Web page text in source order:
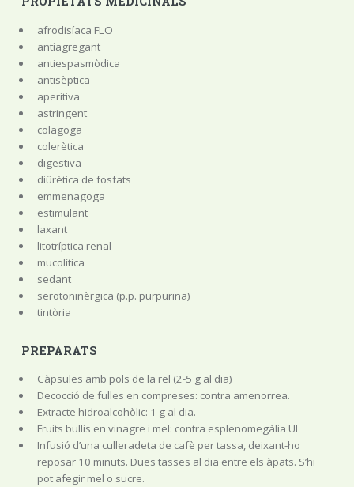
afrodisíaca FLO
antiagregant
antiespasmòdica
antisèptica
aperitiva
astringent
colagoga
colerètica
digestiva
diürètica de fosfats
emmenagoga
estimulant
laxant
litotríptica renal
mucolítica
sedant
serotoninèrgica (p.p. purpurina)
tintòria
PREPARATS
Càpsules amb pols de la rel (2-5 g al dia)
Decocció de fulles en compreses: contra amenorrea.
Extracte hidroalcohòlic: 1 g al dia.
Fruits bullis en vinagre i mel: contra esplenomegàlia UI
Infusió d’una culleradeta de cafè per tassa, deixant-ho
reposar 10 minuts. Dues tasses al dia entre els àpats. S’hi
pot afegir mel o sucre.